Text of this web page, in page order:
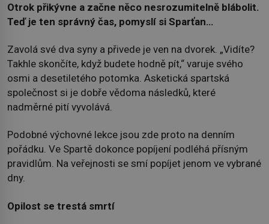
Otrok přikývne a začne něco nesrozumitelně blábolit.
Teď je ten správný čas, pomyslí si Sparťan…
Zavolá své dva syny a přivede je ven na dvorek. „Vidíte?
Takhle skončíte, když budete hodně pít,“ varuje svého
osmi a desetiletého potomka. Asketická spartská
společnost si je dobře vědoma následků, které
nadměrné pití vyvolává.
Podobné výchovné lekce jsou zde proto na denním
pořádku. Ve Spartě dokonce popíjení podléhá přísným
pravidlům. Na veřejnosti se smí popíjet jenom ve vybrané
dny.
Opilost se trestá smrtí